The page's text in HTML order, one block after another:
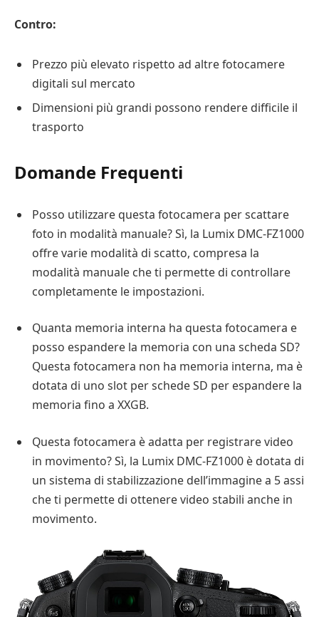
Contro:
Prezzo più elevato rispetto ad altre fotocamere
digitali sul mercato
Dimensioni più grandi possono rendere difficile il
trasporto
Domande Frequenti
Posso utilizzare questa fotocamera per scattare
foto in modalità manuale? Sì, la Lumix DMC-FZ1000
offre varie modalità di scatto, compresa la
modalità manuale che ti permette di controllare
completamente le impostazioni.
Quanta memoria interna ha questa fotocamera e
posso espandere la memoria con una scheda SD?
Questa fotocamera non ha memoria interna, ma è
dotata di uno slot per schede SD per espandere la
memoria fino a XXGB.
Questa fotocamera è adatta per registrare video
in movimento? Sì, la Lumix DMC-FZ1000 è dotata di
un sistema di stabilizzazione dell’immagine a 5 assi
che ti permette di ottenere video stabili anche in
movimento.